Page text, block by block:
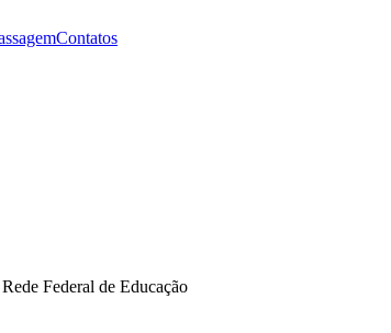
Contatos
Federal de Educação